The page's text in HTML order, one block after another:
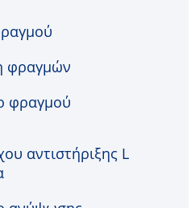
φραγμών
φραγμού
αντιστήριξης L